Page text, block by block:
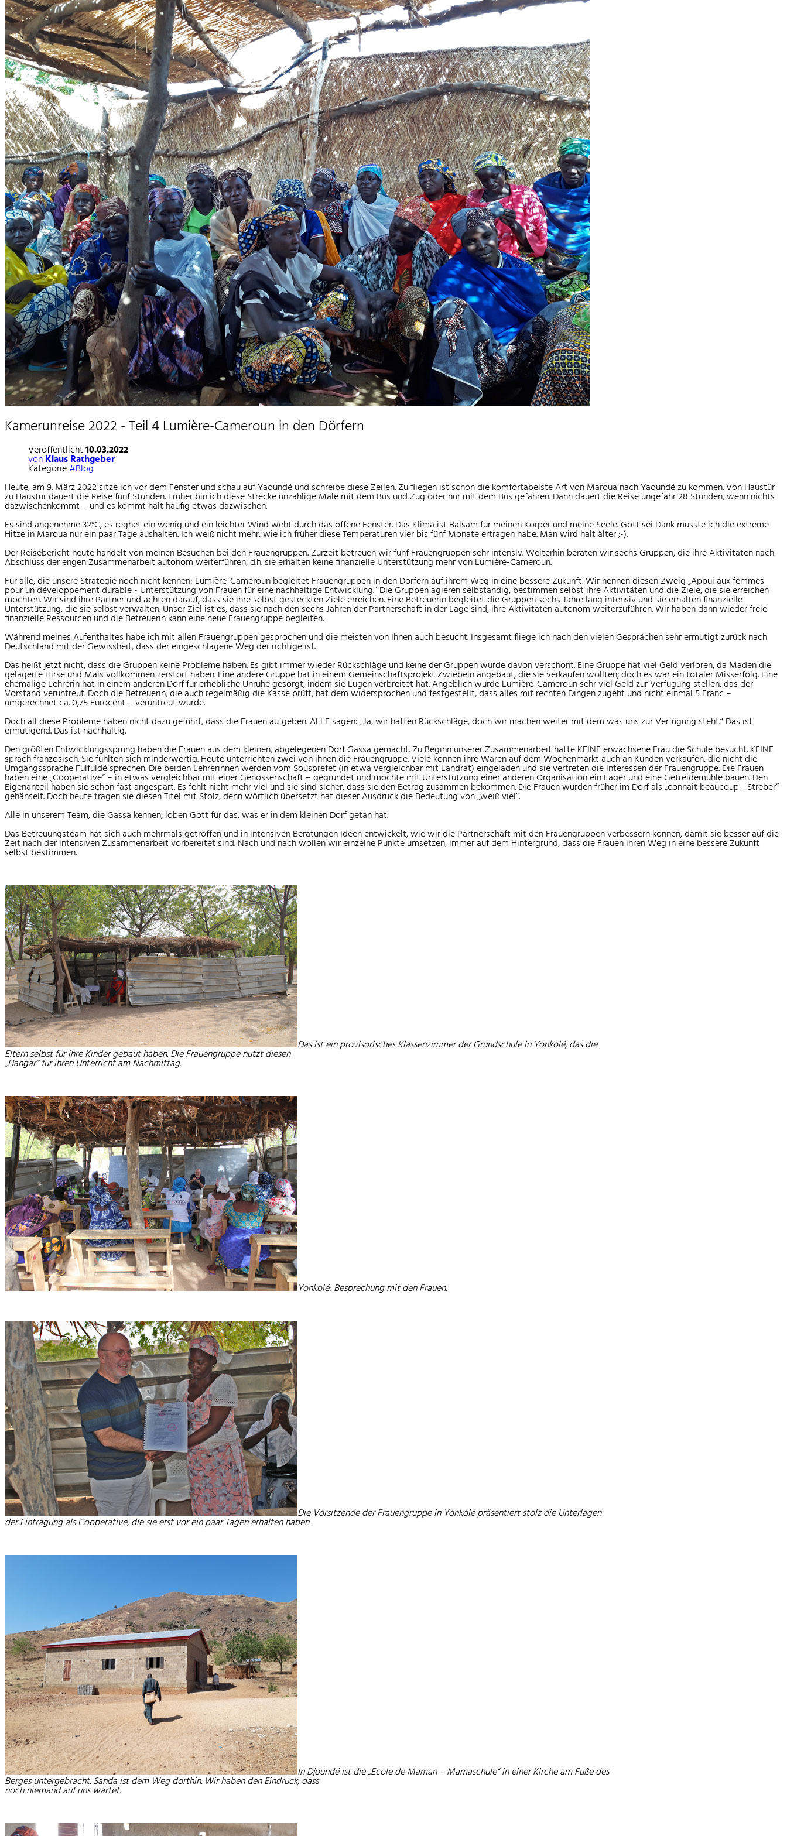
Kamerunreise 2022 - Teil 4 Lumière-Cameroun in den Dörfern
Veröffentlicht 10.03.2022
von Klaus Rathgeber
Kategorie #Blog
Heute, am 9. März 2022 sitze ich vor dem Fenster und schau auf Yaoundé und schreibe diese Zeilen. Zu fliegen ist schon die komfortabelste Art von Maroua nach Yaoundé zu kommen. Von Haustür
zu Haustür dauert die Reise fünf Stunden. Früher bin ich diese Strecke unzählige Male mit dem Bus und Zug oder nur mit dem Bus gefahren. Dann dauert die Reise ungefähr 28 Stunden, wenn nichts
dazwischenkommt – und es kommt halt häufig etwas dazwischen.
Es sind angenehme 32°C, es regnet ein wenig und ein leichter Wind weht durch das offene Fenster. Das Klima ist Balsam für meinen Körper und meine Seele. Gott sei Dank musste ich die extreme
Hitze in Maroua nur ein paar Tage aushalten. Ich weiß nicht mehr, wie ich früher diese Temperaturen vier bis fünf Monate ertragen habe. Man wird halt älter ;-).
Der Reisebericht heute handelt von meinen Besuchen bei den Frauengruppen. Zurzeit betreuen wir fünf Frauengruppen sehr intensiv. Weiterhin beraten wir sechs Gruppen, die ihre Aktivitäten nach
Abschluss der engen Zusammenarbeit autonom weiterführen, d.h. sie erhalten keine finanzielle Unterstützung mehr von Lumière-Cameroun.
Für alle, die unsere Strategie noch nicht kennen: Lumière-Cameroun begleitet Frauengruppen in den Dörfern auf ihrem Weg in eine bessere Zukunft. Wir nennen diesen Zweig „Appui aux femmes
pour un développement durable - Unterstützung von Frauen für eine nachhaltige Entwicklung.“ Die Gruppen agieren selbständig, bestimmen selbst ihre Aktivitäten und die Ziele, die sie erreichen
möchten. Wir sind ihre Partner und achten darauf, dass sie ihre selbst gesteckten Ziele erreichen. Eine Betreuerin begleitet die Gruppen sechs Jahre lang intensiv und sie erhalten finanzielle
Unterstützung, die sie selbst verwalten. Unser Ziel ist es, dass sie nach den sechs Jahren der Partnerschaft in der Lage sind, ihre Aktivitäten autonom weiterzuführen. Wir haben dann wieder freie
finanzielle Ressourcen und die Betreuerin kann eine neue Frauengruppe begleiten.
Während meines Aufenthaltes habe ich mit allen Frauengruppen gesprochen und die meisten von Ihnen auch besucht. Insgesamt fliege ich nach den vielen Gesprächen sehr ermutigt zurück nach
Deutschland mit der Gewissheit, dass der eingeschlagene Weg der richtige ist.
Das heißt jetzt nicht, dass die Gruppen keine Probleme haben. Es gibt immer wieder Rückschläge und keine der Gruppen wurde davon verschont. Eine Gruppe hat viel Geld verloren, da Maden die
gelagerte Hirse und Mais vollkommen zerstört haben. Eine andere Gruppe hat in einem Gemeinschaftsprojekt Zwiebeln angebaut, die sie verkaufen wollten; doch es war ein totaler Misserfolg. Eine
ehemalige Lehrerin hat in einem anderen Dorf für erhebliche Unruhe gesorgt, indem sie Lügen verbreitet hat. Angeblich würde Lumière-Cameroun sehr viel Geld zur Verfügung stellen, das der
Vorstand veruntreut. Doch die Betreuerin, die auch regelmäßig die Kasse prüft, hat dem widersprochen und festgestellt, dass alles mit rechten Dingen zugeht und nicht einmal 5 Franc –
umgerechnet ca. 0,75 Eurocent – veruntreut wurde.
Doch all diese Probleme haben nicht dazu geführt, dass die Frauen aufgeben. ALLE sagen: „Ja, wir hatten Rückschläge, doch wir machen weiter mit dem was uns zur Verfügung steht.“ Das ist
ermutigend. Das ist nachhaltig.
Den größten Entwicklungssprung haben die Frauen aus dem kleinen, abgelegenen Dorf Gassa gemacht. Zu Beginn unserer Zusammenarbeit hatte KEINE erwachsene Frau die Schule besucht. KEINE
sprach französisch. Sie fühlten sich minderwertig. Heute unterrichten zwei von ihnen die Frauengruppe. Viele können ihre Waren auf dem Wochenmarkt auch an Kunden verkaufen, die nicht die
Umgangssprache Fulfuldé sprechen. Die beiden Lehrerinnen werden vom Sousprefet (in etwa vergleichbar mit Landrat) eingeladen und sie vertreten die Interessen der Frauengruppe. Die Frauen
haben eine „Cooperative“ – in etwas vergleichbar mit einer Genossenschaft – gegründet und möchte mit Unterstützung einer anderen Organisation ein Lager und eine Getreidemühle bauen. Den
Eigenanteil haben sie schon fast angespart. Es fehlt nicht mehr viel und sie sind sicher, dass sie den Betrag zusammen bekommen. Die Frauen wurden früher im Dorf als „connait beaucoup - Streber“
gehänselt. Doch heute tragen sie diesen Titel mit Stolz, denn wörtlich übersetzt hat dieser Ausdruck die Bedeutung von „weiß viel“.
Alle in unserem Team, die Gassa kennen, loben Gott für das, was er in dem kleinen Dorf getan hat.
Das Betreuungsteam hat sich auch mehrmals getroffen und in intensiven Beratungen Ideen entwickelt, wie wir die Partnerschaft mit den Frauengruppen verbessern können, damit sie besser auf die
Zeit nach der intensiven Zusammenarbeit vorbereitet sind. Nach und nach wollen wir einzelne Punkte umsetzen, immer auf dem Hintergrund, dass die Frauen ihren Weg in eine bessere Zukunft
selbst bestimmen.
Das ist ein provisorisches Klassenzimmer der Grundschule in Yonkolé, das die
Eltern selbst für ihre Kinder gebaut haben. Die Frauengruppe nutzt diesen
„Hangar“ für ihren Unterricht am Nachmittag.
Yonkolé: Besprechung mit den Frauen.
Die Vorsitzende der Frauengruppe in Yonkolé präsentiert stolz die Unterlagen
der Eintragung als Cooperative, die sie erst vor ein paar Tagen erhalten haben.
In Djoundé ist die „Ecole de Maman – Mamaschule“ in einer Kirche am Fuße des
Berges untergebracht. Sanda ist dem Weg dorthin. Wir haben den Eindruck, dass
noch niemand auf uns wartet.